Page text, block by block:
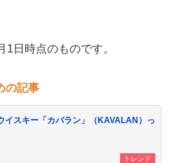
] 公式twitterペ
公式facebookペ
タイル] 公式
日時点のものです。
の記事
イスキー「カバラン」（KAVALAN）っ
トレンド